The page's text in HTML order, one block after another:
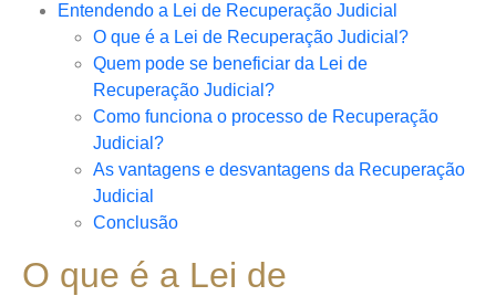
Entendendo a Lei de Recuperação Judicial
O que é a Lei de Recuperação Judicial?
Quem pode se beneficiar da Lei de
Recuperação Judicial?
Como funciona o processo de Recuperação
Judicial?
As vantagens e desvantagens da Recuperação
Judicial
Conclusão
O que é a Lei de